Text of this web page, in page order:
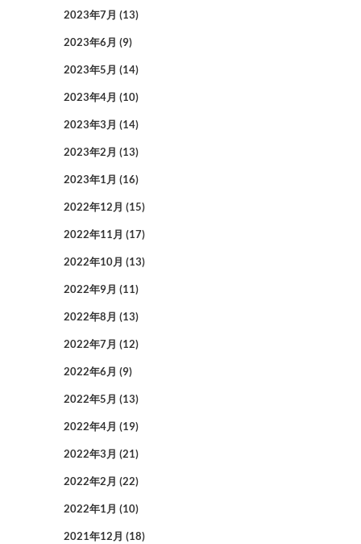
2023年7月 (13)
2023年6月 (9)
2023年5月 (14)
2023年4月 (10)
2023年3月 (14)
2023年2月 (13)
2023年1月 (16)
2022年12月 (15)
2022年11月 (17)
2022年10月 (13)
2022年9月 (11)
2022年8月 (13)
2022年7月 (12)
2022年6月 (9)
2022年5月 (13)
2022年4月 (19)
2022年3月 (21)
2022年2月 (22)
2022年1月 (10)
2021年12月 (18)